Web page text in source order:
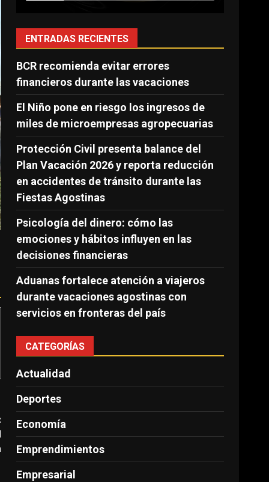
ENTRADAS RECIENTES
BCR recomienda evitar errores
financieros durante las vacaciones
El Niño pone en riesgo los ingresos de
miles de microempresas agropecuarias
Protección Civil presenta balance del
Plan Vacación 2026 y reporta reducción
en accidentes de tránsito durante las
Fiestas Agostinas
Psicología del dinero: cómo las
emociones y hábitos influyen en las
decisiones financieras
Aduanas fortalece atención a viajeros
durante vacaciones agostinas con
servicios en fronteras del país
CATEGORÍAS
Actualidad
Deportes
Economía
Emprendimientos
Empresarial